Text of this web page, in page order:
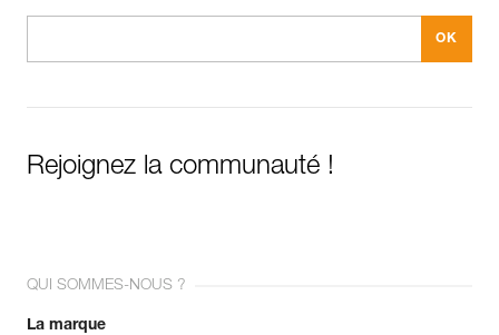
Rejoignez la communauté !
QUI SOMMES-NOUS ?
La marque